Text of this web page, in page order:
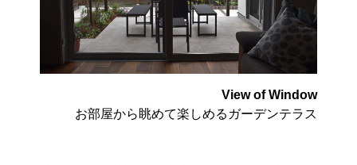
View of Window
お部屋から眺めて楽しめるガーデンテラス